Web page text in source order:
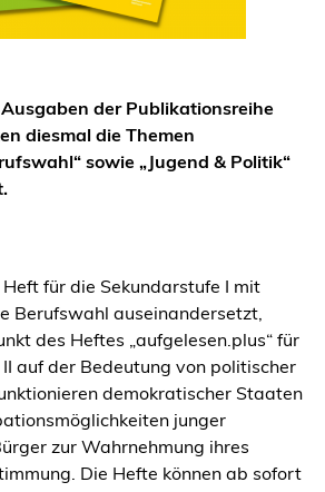
der Publikationsreihe
diesmal die Themen
sowie „Jugend & Politik“
für die Sekundarstufe I mit
Berufswahl auseinandersetzt,
des Heftes „aufgelesen.plus“ für
auf der Bedeutung von politischer
demokratischer Staaten
junger
zur Wahrnehmung ihres
Die Hefte können ab sofort